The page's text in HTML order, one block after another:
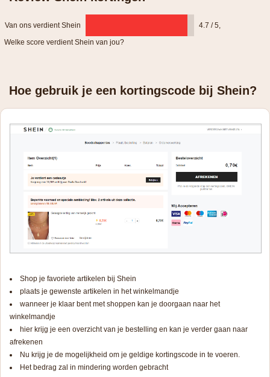
Van ons verdient Shein 4.7 / 5
Welke score verdient Shein van jou?
Hoe gebruik je een kortingscode bij Shein?
Shop je favoriete artikelen bij Shein
plaats je gewenste artikelen in het winkelmandje
wanneer je klaar bent met shoppen kan je doorgaan naar het
winkelmandje
hier krijg je een overzicht van je bestelling en kan je verder gaan naar
afrekenen
Nu krijg je de mogelijkheid om je geldige kortingscode in te voeren.
Het bedrag zal in mindering worden gebracht